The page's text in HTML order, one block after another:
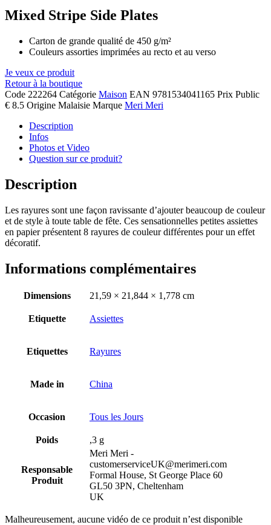
Mixed Stripe Side Plates
Carton de grande qualité de 450 g/m²
Couleurs assorties imprimées au recto et au verso
Je veux ce produit
Retour à la boutique
Code 222264 Catégorie Maison EAN 9781534041165 Prix Public
€ 8.5 Origine Malaisie Marque Meri Meri
Description
Infos
Photos et Video
Question sur ce produit?
Description
Les rayures sont une façon ravissante d’ajouter beaucoup de couleur
et de style à toute table de fête. Ces sensationnelles petites assiettes
en papier présentent 8 rayures de couleur différentes pour un effet
décoratif.
Informations complémentaires
Dimensions 21,59 × 21,844 × 1,778 cm
Etiquette Assiettes
Etiquettes Rayures
Made in China
Occasion Tous les Jours
Poids ,3 g
Responsable
Produit
Meri Meri -
customerserviceUK@merimeri.com
Formal House, St George Place 60
GL50 3PN, Cheltenham
UK
Malheureusement, aucune vidéo de ce produit n’est disponible